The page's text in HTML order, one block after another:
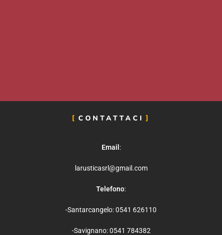
CONTATTACI
Email :
larusticasrl@gmail.com
Telefono:
-Santarcangelo: 0541 626110
-Savignano: 0541 784382